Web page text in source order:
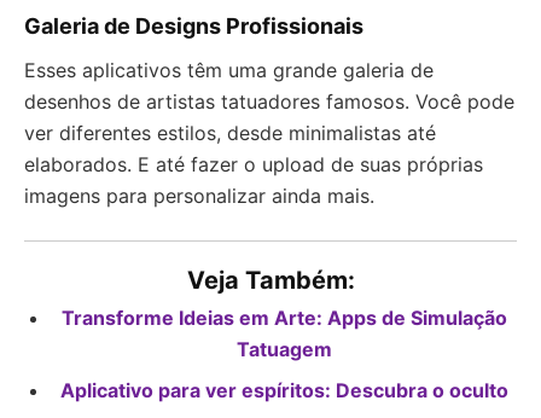
Galeria de Designs Profissionais
Esses aplicativos têm uma grande galeria de
desenhos de artistas tatuadores famosos. Você pode
ver diferentes estilos, desde minimalistas até
elaborados. E até fazer o upload de suas próprias
imagens para personalizar ainda mais.
Veja Também:
Transforme Ideias em Arte: Apps de Simulação
Tatuagem
Aplicativo para ver espíritos: Descubra o oculto